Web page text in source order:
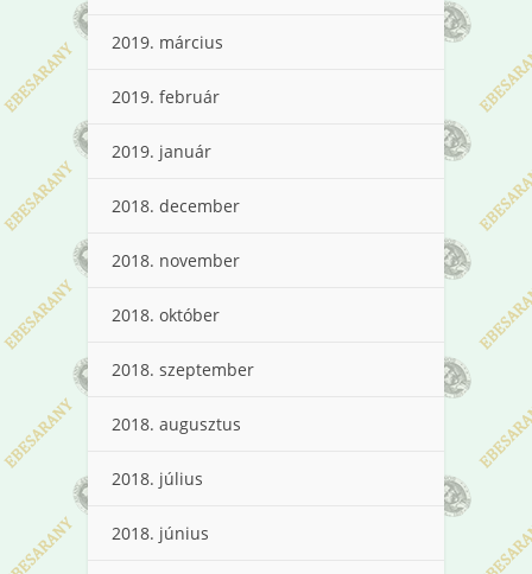
2019. március
2019. február
2019. január
2018. december
2018. november
2018. október
2018. szeptember
2018. augusztus
2018. július
2018. június